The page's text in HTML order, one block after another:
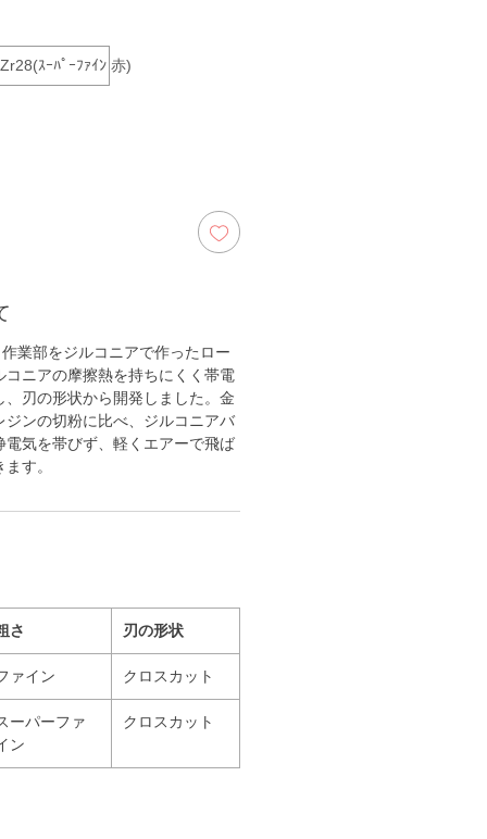
ｽｰﾊﾟｰﾌｧｲﾝ 赤)
業部をジルコニアで作ったロー
コニアの摩擦熱を持ちにくく帯電
、刃の形状から開発しました。金
ジンの切粉に比べ、ジルコニアバ
電気を帯びず、軽くエアーで飛ば
す。
さ 刃の形状
ァイン クロスカット
ーパーファ
ン
クロスカット